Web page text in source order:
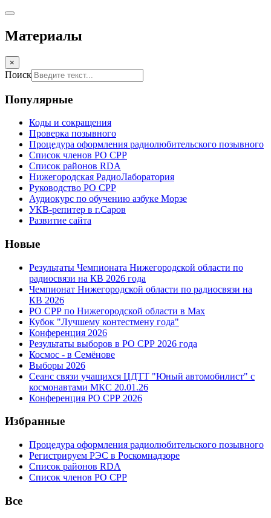
Материалы
×
Поиск
Популярные
Коды и сокращения
Проверка позывного
Процедура оформления радиолюбительского позывного
Список членов РО СРР
Список районов RDA
Нижегородская РадиоЛаборатория
Руководство РО СРР
Аудиокурс по обучению азбуке Морзе
УКВ-репитер в г.Саров
Развитие сайта
Новые
Результаты Чемпионата Нижегородской области по
радиосвязи на КВ 2026 года
Чемпионат Нижегородской области по радиосвязи на
КВ 2026
РО СРР по Нижегородской области в Max
Кубок "Лучшему контестмену года"
Конференция 2026
Результаты выборов в РО СРР 2026 года
Космос - в Семёнове
Выборы 2026
Сеанс связи учащихся ЦДТТ "Юный автомобилист" с
космонавтами МКС 20.01.26
Конференция РО СРР 2026
Избранные
Процедура оформления радиолюбительского позывного
Регистрируем РЭС в Роскомнадзоре
Список районов RDA
Список членов РО СРР
Все